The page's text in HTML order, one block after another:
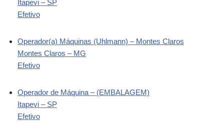
Itapevi – SP
Efetivo
Operador(a) Máquinas (Uhlmann) – Montes Claros
Montes Claros – MG
Efetivo
Operador de Máquina – (EMBALAGEM)
Itapevi – SP
Efetivo